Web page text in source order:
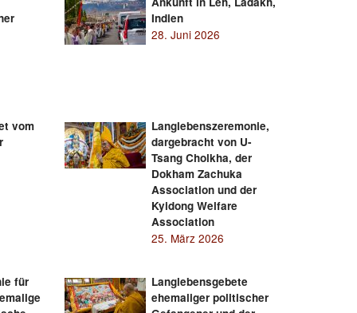
Indien
28. Juni 2026
vom
Langlebenszeremonie,
dargebracht von U-
Tsang Cholkha, der
Dokham Zachuka
Association und der
Kyidong Welfare
Association
25. März 2026
für
Langlebensgebete
ehemaliger politischer